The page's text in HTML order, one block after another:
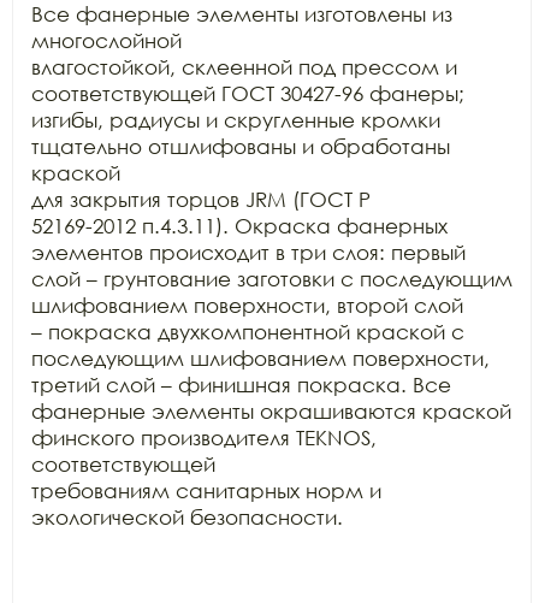
Все фанерные элементы изготовлены из
многослойной
влагостойкой, склеенной под прессом и
соответствующей ГОСТ 30427-96 фанеры;
изгибы, радиусы и скругленные кромки
тщательно отшлифованы и обработаны
краской
для закрытия торцов JRM (ГОСТ Р
52169-2012 п.4.3.11). Окраска фанерных
элементов происходит в три слоя: первый
слой – грунтование заготовки с последующим
шлифованием поверхности, второй слой
– покраска двухкомпонентной краской с
последующим шлифованием поверхности,
третий слой – финишная покраска. Все
фанерные элементы окрашиваются краской
финского производителя TEKNOS,
соответствующей
требованиям санитарных норм и
экологической безопасности.